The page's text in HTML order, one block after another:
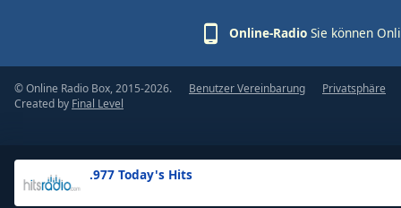
Opacity
Background
.977 Today's Hits
Online-Radio Sie können
© Online Radio Box, 2015-2026.
Created by Final Level
Benutzer Vereinbarung Privatsphäre